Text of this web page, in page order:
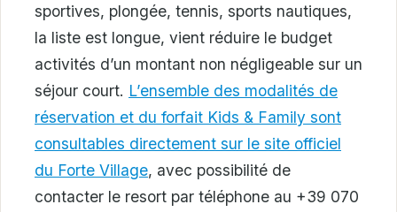
sportives, plongée, tennis, sports nautiques,
la liste est longue, vient réduire le budget
activités d’un montant non négligeable sur un
séjour court. L’ensemble des modalités de
réservation et du forfait Kids & Family sont
consultables directement sur le site officiel
du Forte Village, avec possibilité de
contacter le resort par téléphone au +39 070